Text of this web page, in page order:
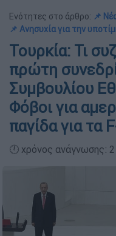
Ενότητες στο άρθρο: 📌
📌 Ανησυχία για την
Τουρκία: Τι
πρώτη
Συμβουλίου
Φόβοι για
παγίδα για τα
🕛 χρόνος ανάγνωσης: